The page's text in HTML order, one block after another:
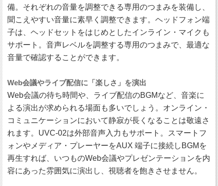
備。それぞれの音量を調整できる専用のつまみを装備し、
聞こえやすい音量に素早く調整できます。ヘッドフォン端
子は、ヘッドセットをはじめとしたインライン・マイクも
サポート。音声レベルを調整する専用のつまみで、最適な
音量で確認することができます。
Web会議やライブ配信に「楽しさ」を演出
Web会議の待ち時間や、ライブ配信のBGMなど、音楽に
よる演出が求められる場面も多いでしょう。オンライン・
コミュニケーションにおいて静寂が長くなることは敬遠さ
れます。UVC-02は外部音声入力もサポート。スマートフ
ォンやメディア・プレーヤーをAUX 端子に接続しBGMを
再生すれば、いつものWeb会議やプレゼンテーションを内
容にあった雰囲気に演出し、視聴者を飽きさせません。